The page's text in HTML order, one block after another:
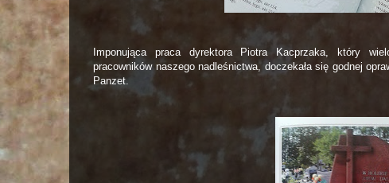
Imponująca praca dyrektora Piotra Kacprzaka, który
pracowników naszego nadleśnictwa, doczekała się godnej
Panzet.